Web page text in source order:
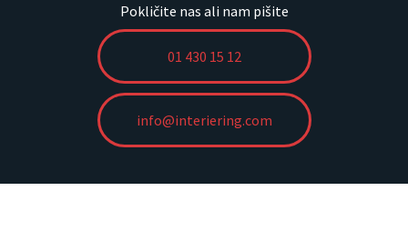
Pokličite nas ali nam pišite
01 430 15 12
info@interiering.com